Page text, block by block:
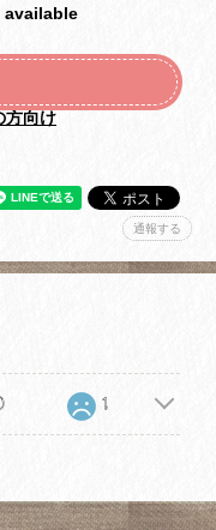
方向け
通報する
1